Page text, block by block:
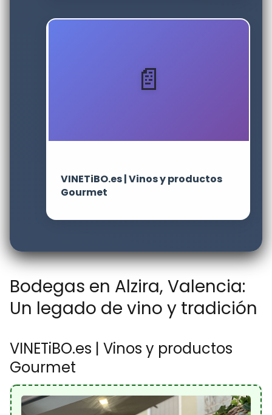
VINETiBO.es | Vinos y productos
Gourmet
Bodegas en Alzira, Valencia:
Un legado de vino y tradición
VINETiBO.es | Vinos y productos
Gourmet